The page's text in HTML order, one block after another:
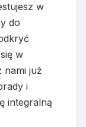
w
do
w
nami już
i
integralną